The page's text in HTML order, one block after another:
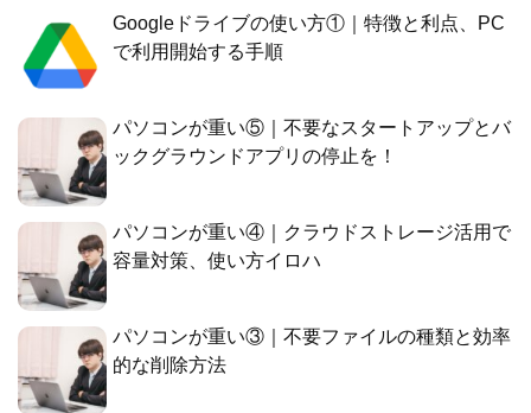
Googleドライブの使い方①｜特徴と利点、PC
で利用開始する手順
パソコンが重い⑤｜不要なスタートアップとバ
ックグラウンドアプリの停止を！
パソコンが重い④｜クラウドストレージ活用で
容量対策、使い方イロハ
パソコンが重い③｜不要ファイルの種類と効率
的な削除方法